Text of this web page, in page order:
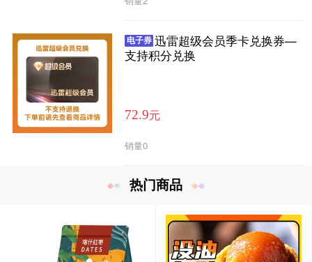
电子券 迅雷超级会员季卡兑换券—
支持积分兑换
72.9元
销量0
热门商品